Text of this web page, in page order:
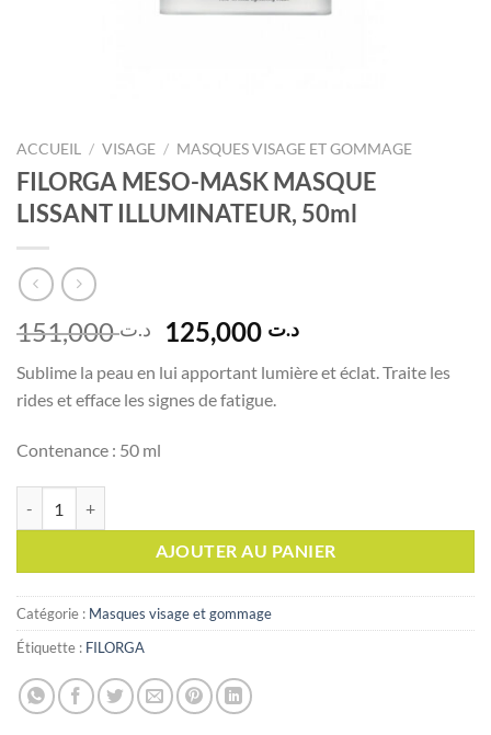
ACCUEIL / VISAGE / MASQUES VISAGE ET GOMMAGE
FILORGA MESO-MASK MASQUE
LISSANT ILLUMINATEUR, 50ml
د.ت151,000
Le
prix
initial
était :
د.تLe
actuel
Sublime la peau en lui apportant lumière et éclat. Traite les
rides et efface les signes de fatigue.
Contenance : 50 ml
AJOUTER AU PANIER
Catégorie : Masques visage et gommage
Étiquette : FILORGA